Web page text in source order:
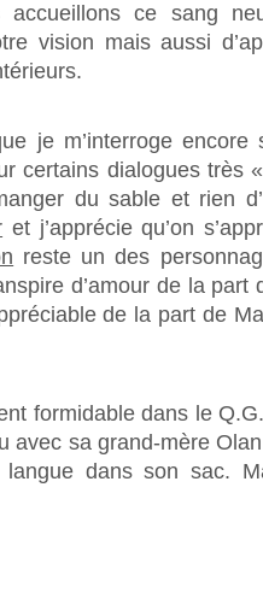
accueillons ce sang
vision mais aussi
je m’interroge encore
certains dialogues très
du sable et rien
et j’apprécie qu’on
reste un des
d’amour de la part
de la part de
formidable dans le
avec sa grand-mère
langue dans son sac.